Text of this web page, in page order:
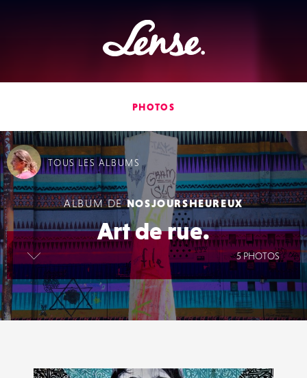
Lense
PHOTOS
ALBUM DENOSJOURSHEUREUX
Art de rue.
lire la suite
5 PHOTOS
TOUSLES ALBUMS